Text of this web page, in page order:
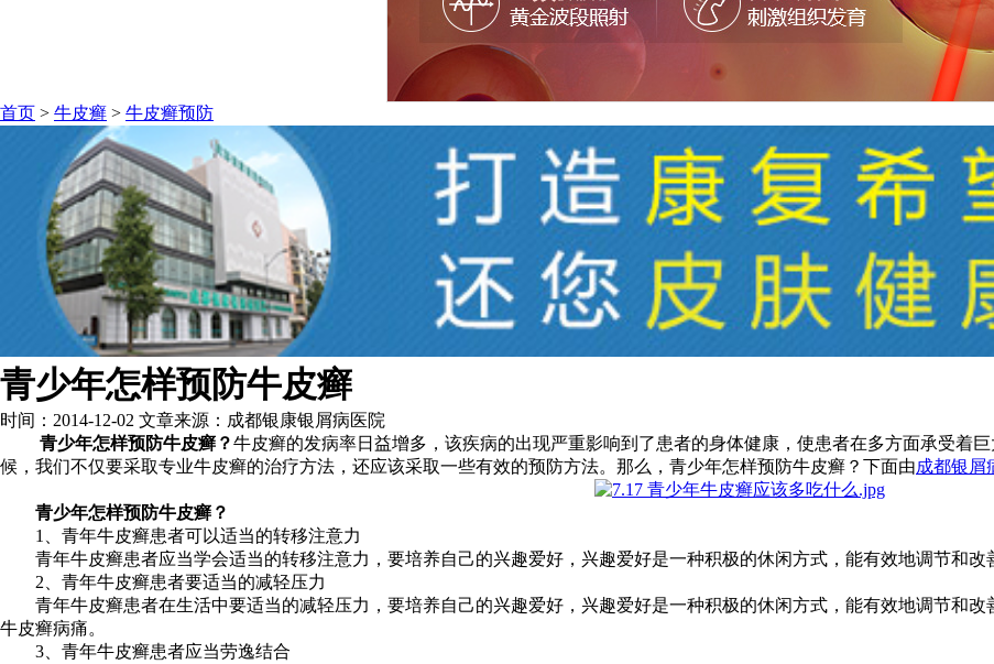
首页 > 牛皮癣 > 牛皮癣预防
青少年怎样预防牛皮癣
时间：2014-12-02 文章来源：成都银康银屑病医院
青少年怎样预防牛皮癣？牛皮癣的发病率日益增多，该疾病的出现严重影响到了患者的身体健康，使患者在多方面承受着
候，我们不仅要采取专业牛皮癣的治疗方法，还应该采取一些有效的预防方法。那么，青少年怎样预防牛皮癣？下面由成都银屑
青少年怎样预防牛皮癣？
1、青年牛皮癣患者可以适当的转移注意力
青年牛皮癣患者应当学会适当的转移注意力，要培养自己的兴趣爱好，兴趣爱好是一种积极的休闲方式，能有效地调节和改
2、青年牛皮癣患者要适当的减轻压力
青年牛皮癣患者在生活中要适当的减轻压力，要培养自己的兴趣爱好，兴趣爱好是一种积极的休闲方式，能有效地调节和改
牛皮癣病痛。
3、青年牛皮癣患者应当劳逸结合